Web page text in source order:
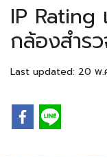
IP Rating
กล้องสำร
Last updated: 20 พ.